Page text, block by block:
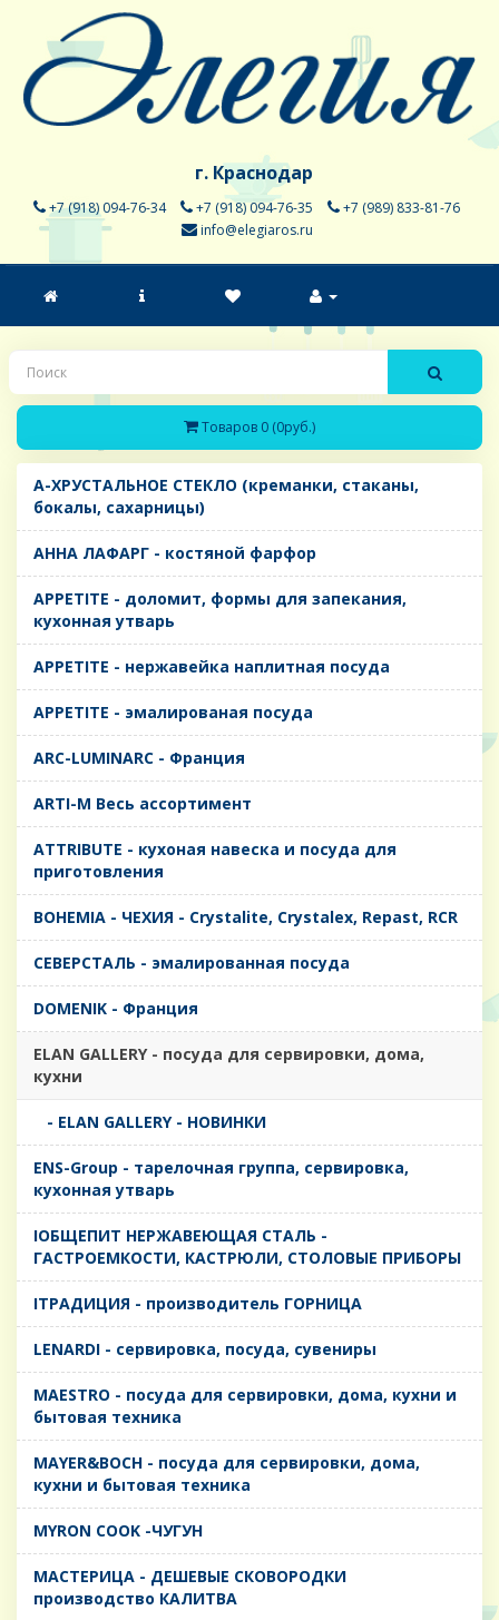
г. Краснодар
+7 (918) 094-76-34 +7 (918) 094-76-35
+7 (989) 833-81-76
info@elegiaros.ru
Товаров 0 (0руб.)
A-ХРУСТАЛЬНОЕ СТЕКЛО (креманки, стаканы,
бокалы, сахарницы)
AHHA ЛАФАРГ - костяной фарфор
APPETITE - доломит, формы для запекания,
кухонная утварь
APPETITE - нержавейка наплитная посуда
APPETITE - эмалированая посуда
ARC-LUMINARC - Франция
ARTI-M Весь ассортимент
ATTRIBUTE - кухоная навеска и посуда для
приготовления
BOHEMIA - ЧЕХИЯ - Crystalite, Crystalex, Repast, RCR
CЕВЕРСТАЛЬ - эмалированная посуда
DOMENIK - Франция
ELAN GALLERY - посуда для сервировки, дома,
кухни
- ELAN GALLERY - НОВИНКИ
ENS-Group - тарелочная группа, сервировка,
кухонная утварь
IОБЩЕПИТ НЕРЖАВЕЮЩАЯ СТАЛЬ -
ГАСТРОЕМКОСТИ, КАСТРЮЛИ, СТОЛОВЫЕ ПРИБОРЫ
IТРАДИЦИЯ - производитель ГОРНИЦА
LENARDI - сервировка, посуда, сувениры
MAESTRO - посуда для сервировки, дома, кухни и
бытовая техника
MAYER&BOCH - посуда для сервировки, дома,
кухни и бытовая техника
MYRON COOK -ЧУГУН
MАСТЕРИЦА - ДЕШЕВЫЕ СКОВОРОДКИ
производство КАЛИТВА